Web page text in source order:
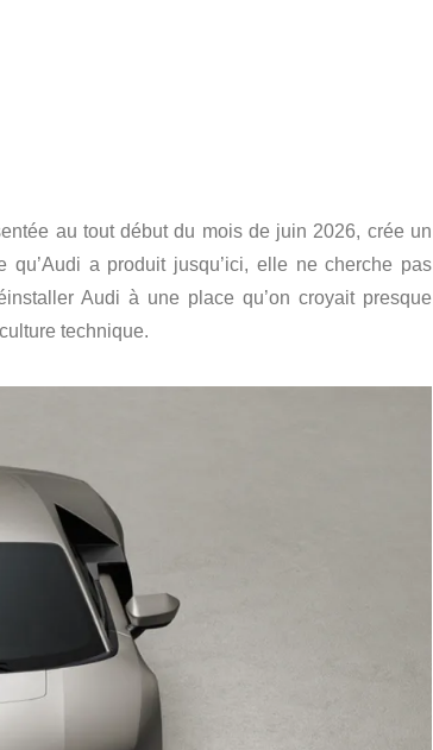
au tout début du mois de juin 2026, crée un
a produit jusqu’ici, elle ne cherche pas
Audi à une place qu’on croyait presque
technique.